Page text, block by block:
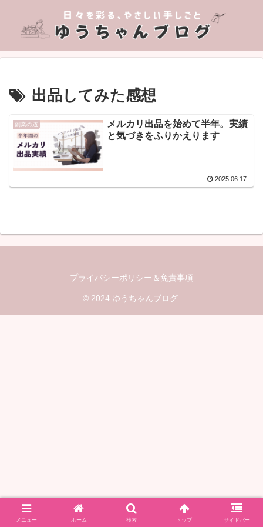
出品してみた感想
副業の道
メルカリ出品を始めて半年。実績
と気づきをふりかえります
2025.06.17
プライバシーポリシー＆免責事項
© 2024 ゆうちゃんブログ.
メニュー ホーム 検索 トップ サイドバー